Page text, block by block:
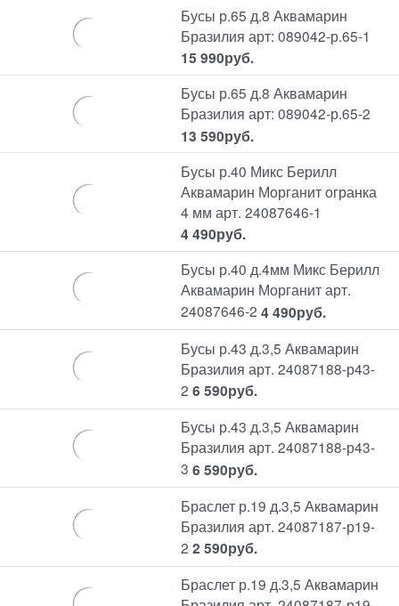
Бусы р.65 д.8 Аквамарин
Бразилия арт: 089042-р.65-1
15 990руб.
Бусы р.65 д.8 Аквамарин
Бразилия арт: 089042-р.65-2
13 590руб.
Бусы р.40 Микс Берилл
Аквамарин Морганит огранка
4 мм арт. 24087646-1
4 490руб.
Бусы р.40 д.4мм Микс Берилл
Аквамарин Морганит арт.
24087646-2 4 490руб.
Бусы р.43 д.3,5 Аквамарин
Бразилия арт. 24087188-р43-
2 6 590руб.
Бусы р.43 д.3,5 Аквамарин
Бразилия арт. 24087188-р43-
3 6 590руб.
Браслет р.19 д.3,5 Аквамарин
Бразилия арт. 24087187-р19-
2 2 590руб.
Браслет р.19 д.3,5 Аквамарин